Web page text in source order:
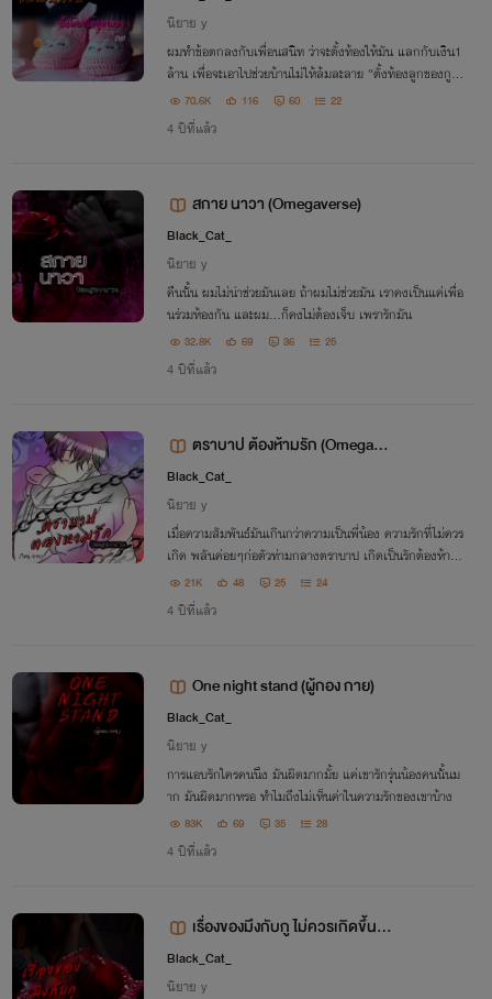
นิยาย y
ผมทำข้อตกลงกับเพื่อนสนิท ว่าจะตั้งท้องให้มัน แลกกับเงิน1
ล้าน เพื่อจะเอาไปช่วยบ้านไม่ให้ล้มละลาย “ตั้งท้องลูกของกู แ
ล้วกูจะให้เงิน1ล้านกับมึง ไม่ต้องคืน”
70.6K 116 60 22
4 ปีที่แล้ว
สกาย นาวา (Omegaverse)
Black_Cat_
นิยาย y
คืนนั้น ผมไม่น่าช่วยมันเลย ถ้าผมไม่ช่วยมัน เราคงเป็นแค่เพื่อ
นร่วมห้องกัน และผม…ก็คงไม่ต้องเจ็บ เพรารักมัน
32.8K 69 36 25
4 ปีที่แล้ว
ตราบาป ต้องห้ามรัก (Omegave
rse)
Black_Cat_
นิยาย y
เมื่อความสัมพันธ์มันเกินกว่าความเป็นพี่น้อง ความรักที่ไม่ควร
เกิด พลันค่อยๆก่อตัวท่ามกลางตราบาป เกิดเป็นรักต้องห้าม
และระหว่างสายเลือด
21K 48 25 24
4 ปีที่แล้ว
One night stand (ผู้กอง กาย)
Black_Cat_
นิยาย y
การแอบรักใครคนนึง มันผิดมากมั้ย แค่เขารักรุ่นน้องคนนั้นม
าก มันผิดมากหรอ ทำไมถึงไม่เห็นค่าในความรักของเขาบ้าง
83K 69 35 28
4 ปีที่แล้ว
เรื่องของมึงกับกู ไม่ควรเกิดขึ้น
[ติดเหรียญ]
Black_Cat_
นิยาย y